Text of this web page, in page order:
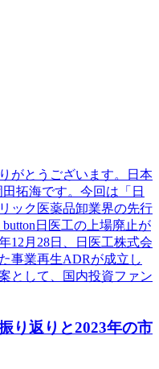
がとうございます。日本
拓海です。今回は「日
ック医薬品卸業界の先行
日医工の上場廃止が
12月28日、日医工株式会
事業再生ADRが成立し
として、国内投資ファン
り返りと2023年の市